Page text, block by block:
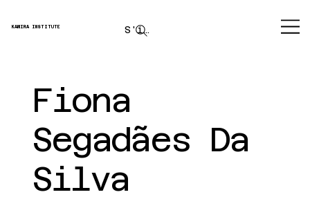
INSTITUTE S'inscrire
Fiona
Segadães Da
Silva